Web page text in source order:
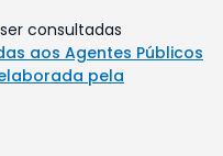
consultadas
aos Agentes Públicos
pela